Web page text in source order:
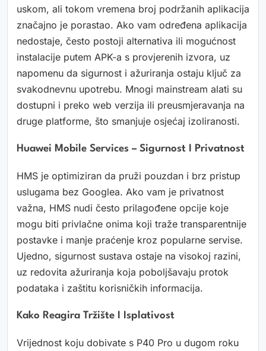
uskom, ali tokom vremena broj podržanih aplikacija
značajno je porastao. Ako vam određena aplikacija
nedostaje, često postoji alternativa ili mogućnost
instalacije putem APK-a s provjerenih izvora, uz
napomenu da sigurnost i ažuriranja ostaju ključ za
svakodnevnu upotrebu. Mnogi mainstream alati su
dostupni i preko web verzija ili preusmjeravanja na
druge platforme, što smanjuje osjećaj izoliranosti.
Huawei Mobile Services – Sigurnost I Privatnost
HMS je optimiziran da pruži pouzdan i brz pristup
uslugama bez Googlea. Ako vam je privatnost
važna, HMS nudi često prilagođene opcije koje
mogu biti privlačne onima koji traže transparentnije
postavke i manje praćenje kroz popularne servise.
Ujedno, sigurnost sustava ostaje na visokoj razini,
uz redovita ažuriranja koja poboljšavaju protok
podataka i zaštitu korisničkih informacija.
Kako Reagira Tržište I Isplativost
Vrijednost koju dobivate s P40 Pro u dugom roku